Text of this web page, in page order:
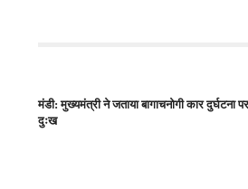
मंडी: मुख्यमंत्री ने जताया बागाचनोगी कार दुर्घटना
दुःख